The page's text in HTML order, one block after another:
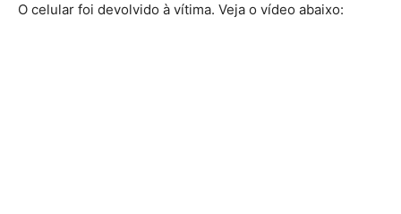
O celular foi devolvido à vítima. Veja o vídeo abaixo: